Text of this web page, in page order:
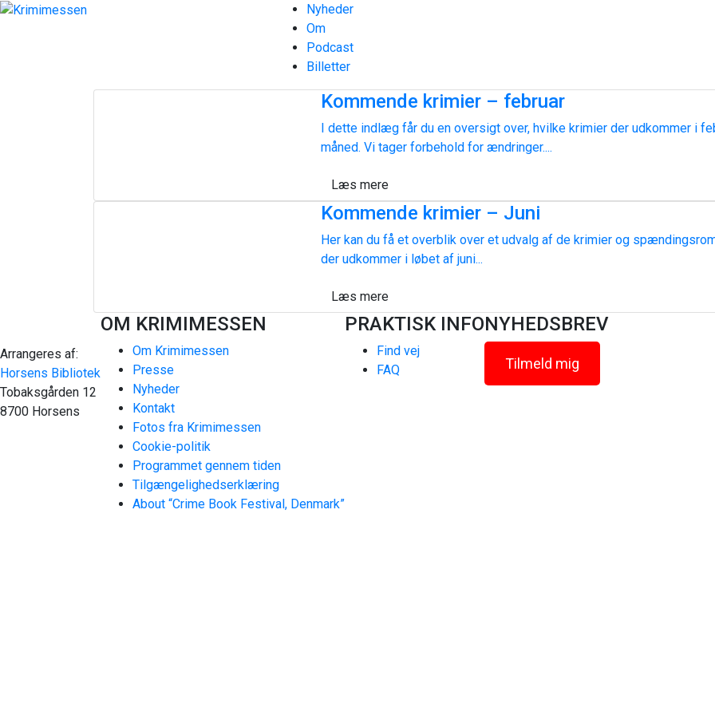
Nyheder
Om
Podcast
Billetter
Kommende krimier – februar
I dette indlæg får du en oversigt over, hvilke krimier der udkommer i
måned. Vi tager forbehold for ændringer....
Læs mere
Kommende krimier – Juni
Her kan du få et overblik over et udvalg af de krimier og
der udkommer i løbet af juni...
Læs mere
Arrangeres af:
Horsens Bibliotek
Tobaksgården 12
8700 Horsens
OM KRIMIMESSEN
Om Krimimessen
Presse
Nyheder
Kontakt
Fotos fra Krimimessen
Cookie-politik
Programmet gennem tiden
Tilgængelighedserklæring
About “Crime Book Festival, Denmark”
PRAKTISK INFO
Find vej
FAQ
NYHEDSBREV
Tilmeld mig